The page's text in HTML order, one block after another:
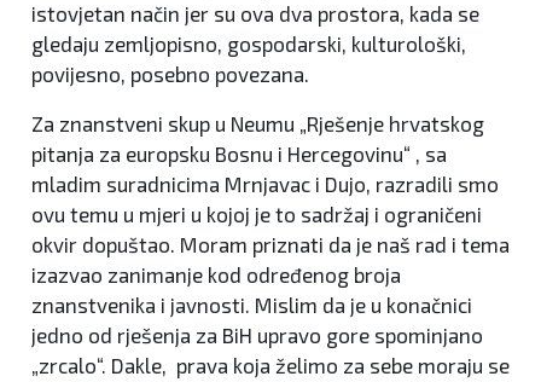
istovjetan način jer su ova dva prostora, kada se
gledaju zemljopisno, gospodarski, kulturološki,
povijesno, posebno povezana.
Za znanstveni skup u Neumu „Rješenje hrvatskog
pitanja za europsku Bosnu i Hercegovinu“ , sa
mladim suradnicima Mrnjavac i Dujo, razradili smo
ovu temu u mjeri u kojoj je to sadržaj i ograničeni
okvir dopuštao. Moram priznati da je naš rad i tema
izazvao zanimanje kod određenog broja
znanstvenika i javnosti. Mislim da je u konačnici
jedno od rješenja za BiH upravo gore spominjano
„zrcalo“. Dakle, prava koja želimo za sebe moraju se